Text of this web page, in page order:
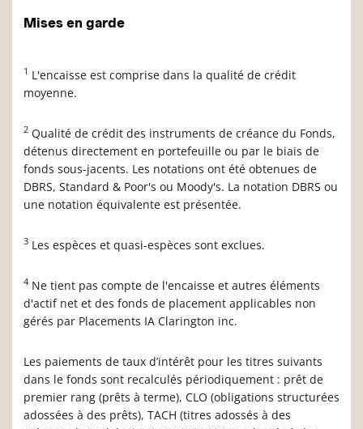
Mises en garde
1 L'encaisse est comprise dans la qualité de crédit
moyenne.
2 Qualité de crédit des instruments de créance du Fonds,
détenus directement en portefeuille ou par le biais de
fonds sous-jacents. Les notations ont été obtenues de
DBRS, Standard & Poor's ou Moody's. La notation DBRS ou
une notation équivalente est présentée.
3 Les espèces et quasi-espèces sont exclues.
4 Ne tient pas compte de l'encaisse et autres éléments
d'actif net et des fonds de placement applicables non
gérés par Placements IA Clarington inc.
Les paiements de taux d’intérêt pour les titres suivants
dans le fonds sont recalculés périodiquement : prêt de
premier rang (prêts à terme), CLO (obligations structurées
adossées à des prêts), TACH (titres adossés à des